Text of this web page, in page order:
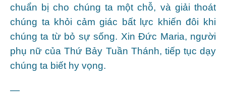
chuẩn bị cho chúng ta một chỗ, và giải thoát
chúng ta khỏi cảm giác bất lực khiến đôi khi
chúng ta từ bỏ sự sống. Xin Đức Maria, người
phụ nữ của Thứ Bảy Tuần Thánh, tiếp tục dạy
chúng ta biết hy vọng.
—